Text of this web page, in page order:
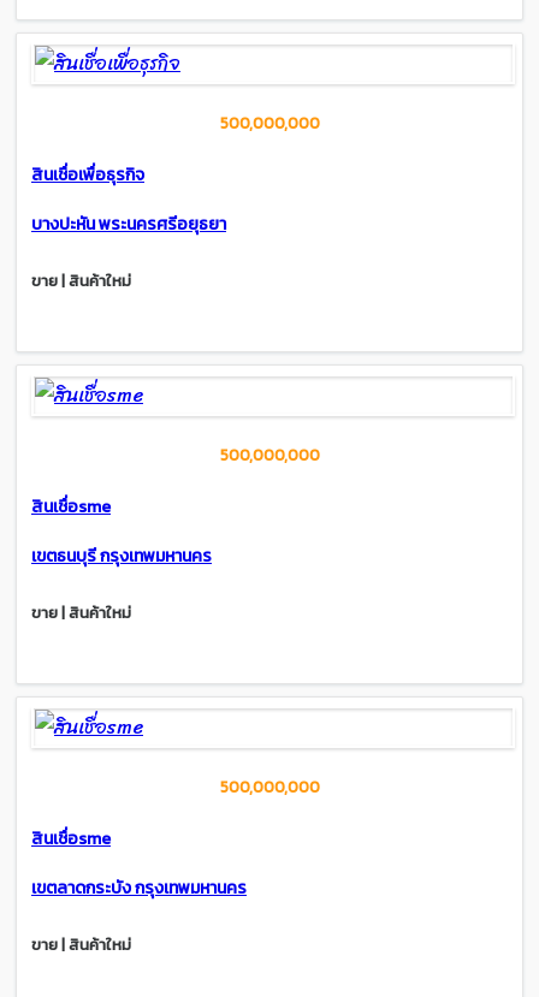
500,000,000
สินเชื่อเพื่อธุรกิจ
บางปะหัน พระนครศรีอยุธยา
ขาย | สินค้าใหม่
500,000,000
สินเชื่อsme
เขตธนบุรี กรุงเทพมหานคร
ขาย | สินค้าใหม่
500,000,000
สินเชื่อsme
เขตลาดกระบัง กรุงเทพมหานคร
ขาย | สินค้าใหม่